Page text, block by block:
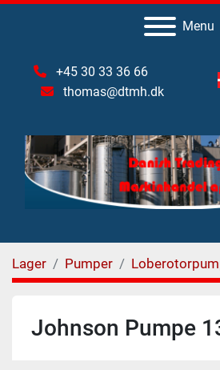
Menu
+45 30 33 36 66
thomas@dtmh.dk
Lager Pumper
Johnson Pumpe